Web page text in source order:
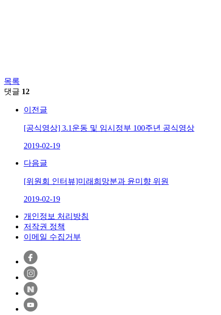
목록
댓글 12
이전글
[공식영상] 3.1운동 및 임시정부 100주년 공식영상
2019-02-19
다음글
[위원회 인터뷰]미래희망분과 윤미향 위원
2019-02-19
개인정보 처리방침
저작권 정책
이메일 수집거부